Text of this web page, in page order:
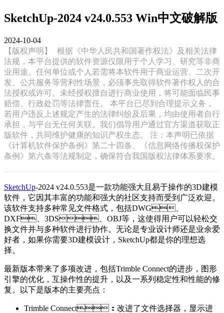
SketchUp-2024 v24.0.553 Win中文破解版
2024-10-04
【版权声明】
根据《中华人民共和国著作权法》及相关法律
法规，本平台提供的软件资源仅限用于个人学习、研究等非商
业用途。任何单位或个人若需将本软件用于商业运营、二次开
发、公共服务等营利性场景，必须事先取得软件著作权人的合
法授权或许可。未经授权擅自进行商业使用，将可能面临民事
赔偿、行政处罚等法律责任。 本平台已尽到合理提示义务，
若用户违反上述规定产生的法律纠纷及后果，均由使用者自行
承担，与平台无任何关联。我们倡导用户通过官方渠道获取正
版软件，共同维护健康的知识产权生态。 注：本声明已依据
《计算机软件保护条例》第二十四条、《信息网络传播权保护
条例》第六条等法规制定，确保符合我国版权法律体系要求。
SketchUp-2024 v24.0.553是一款功能强大且易于操作的3D建模
软件，它因其丰富的功能和强大的社区支持而受到广泛欢迎。
该软件支持多种常见文件格式，包括DWG、
DXF、3DS、OBJ等，这使得用户可以轻松交
换文件并与多种软件进行协作。无论是专业设计师还是业余爱
好者，如果你需要3D建模设计，SketchUp都是你的理想选
择。
最新版本带来了多项改进，包括Trimble Connect的进步，图形
引擎的优化，互操作性的提升，以及一系列稳定性和性能的修
复。以下是版本的主要亮点：
Trimble Connect：改进了文件选择器，显示进